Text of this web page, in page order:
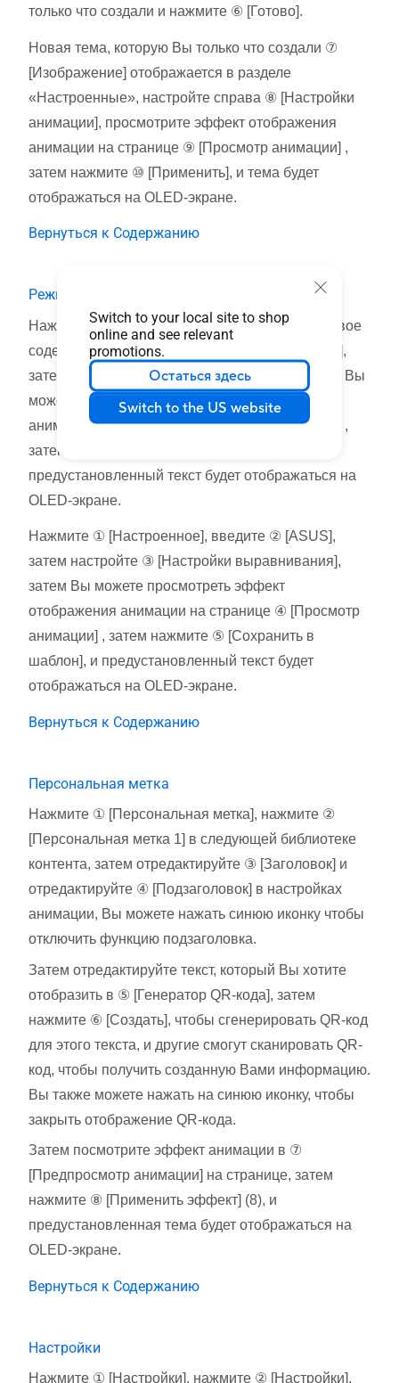
Switch to your local site to shop
online and see relevant
promotions.
Остаться здесь
Switch to the US website
только что создали и нажмите ⑥ [Готово].
Новая тема, которую Вы только что создали ⑦
[Изображение] отображается в разделе
«Настроенные», настройте справа ⑧ [Настройки
анимации], просмотрите эффект отображения
анимации на странице ⑨ [Просмотр анимации] ,
затем нажмите ⑩ [Применить], и тема будет
отображаться на OLED-экране.
Вернуться к Содержанию
Режим текста
Нажмите ① [Режим текста], нажмите ② [Текстовое
содержимое], нажмите ③ [Текстовый шаблон 4],
затем настройте ④ [Скорость анимации], затем Вы
можете просмотреть эффект отображения
анимации на странице ⑤ [Просмотр анимации] ,
затем нажмите ⑥ [Применить], и
предустановленный текст будет отображаться на
OLED-экране.
Нажмите ① [Настроенное], введите ② [ASUS],
затем настройте ③ [Настройки выравнивания],
затем Вы можете просмотреть эффект
отображения анимации на странице ④ [Просмотр
анимации] , затем нажмите ⑤ [Сохранить в
шаблон], и предустановленный текст будет
отображаться на OLED-экране.
Вернуться к Содержанию
Персональная метка
Нажмите ① [Персональная метка], нажмите ②
[Персональная метка 1] в следующей библиотеке
контента, затем отредактируйте ③ [Заголовок] и
отредактируйте ④ [Подзаголовок] в настройках
анимации, Вы можете нажать синюю иконку чтобы
отключить функцию подзаголовка.
Затем отредактируйте текст, который Вы хотите
отобразить в ⑤ [Генератор QR-кода], затем
нажмите ⑥ [Создать], чтобы сгенерировать QR-код
для этого текста, и другие смогут сканировать QR-
код, чтобы получить созданную Вами информацию.
Вы также можете нажать на синюю иконку, чтобы
закрыть отображение QR-кода.
Затем посмотрите эффект анимации в ⑦
[Предпросмотр анимации] на странице, затем
нажмите ⑧ [Применить эффект] (8), и
предустановленная тема будет отображаться на
OLED-экране.
Вернуться к Содержанию
Настройки
Нажмите ① [Настройки], нажмите ② [Настройки],